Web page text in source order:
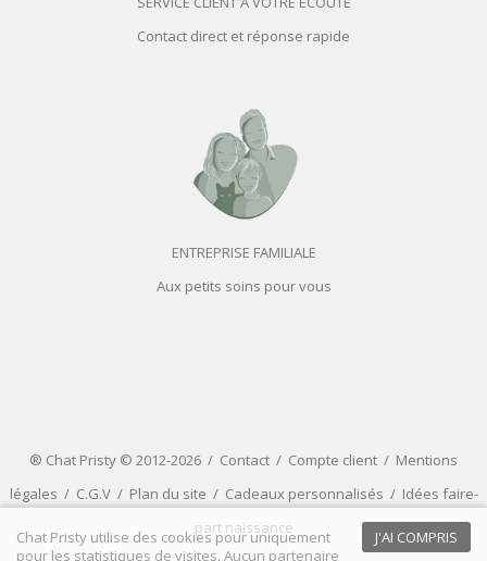
Contact direct et réponse rapide
ENTREPRISE FAMILIALE
Aux petits soins pour vous
® Chat Pristy © 2012-2026 / Contact / Compte client / Mentions
légales / C.G.V/ Plan du site / Cadeaux personnalisés / Idées faire-
part naissance
J'AI COMPRIS
Chat Pristy utilise des cookies pour uniquement
pour les statistiques de visites. Aucun partenaire